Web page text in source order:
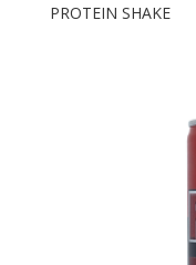
PROTEIN SHAKE